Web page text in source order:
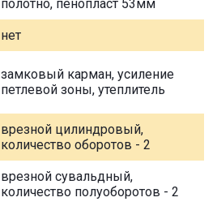
полотно, пенопласт 53мм
нет
замковый карман, усиление
петлевой зоны, утеплитель
врезной цилиндровый,
количество оборотов - 2
врезной сувальдный,
количество полуоборотов - 2